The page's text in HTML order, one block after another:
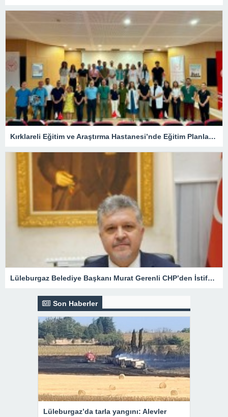
Kırklareli Eğitim ve Araştırma Hastanesi’nde Eğitim Planlaması Masaya Yatırıldı
Lüleburgaz Belediye Başkanı Murat Gerenli CHP’den İstifa Etti
Son Haberler
Lüleburgaz’da tarla yangını: Alevler